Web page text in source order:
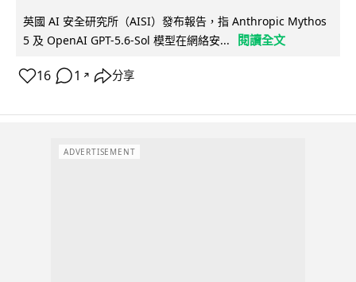
英國 AI 安全研究所（AISI）發布報告，指 Anthropic Mythos
5 及 OpenAI GPT-5.6-Sol 模型在網絡安...
閱讀全文
16 1 ↗ 分享
ADVERTISEMENT